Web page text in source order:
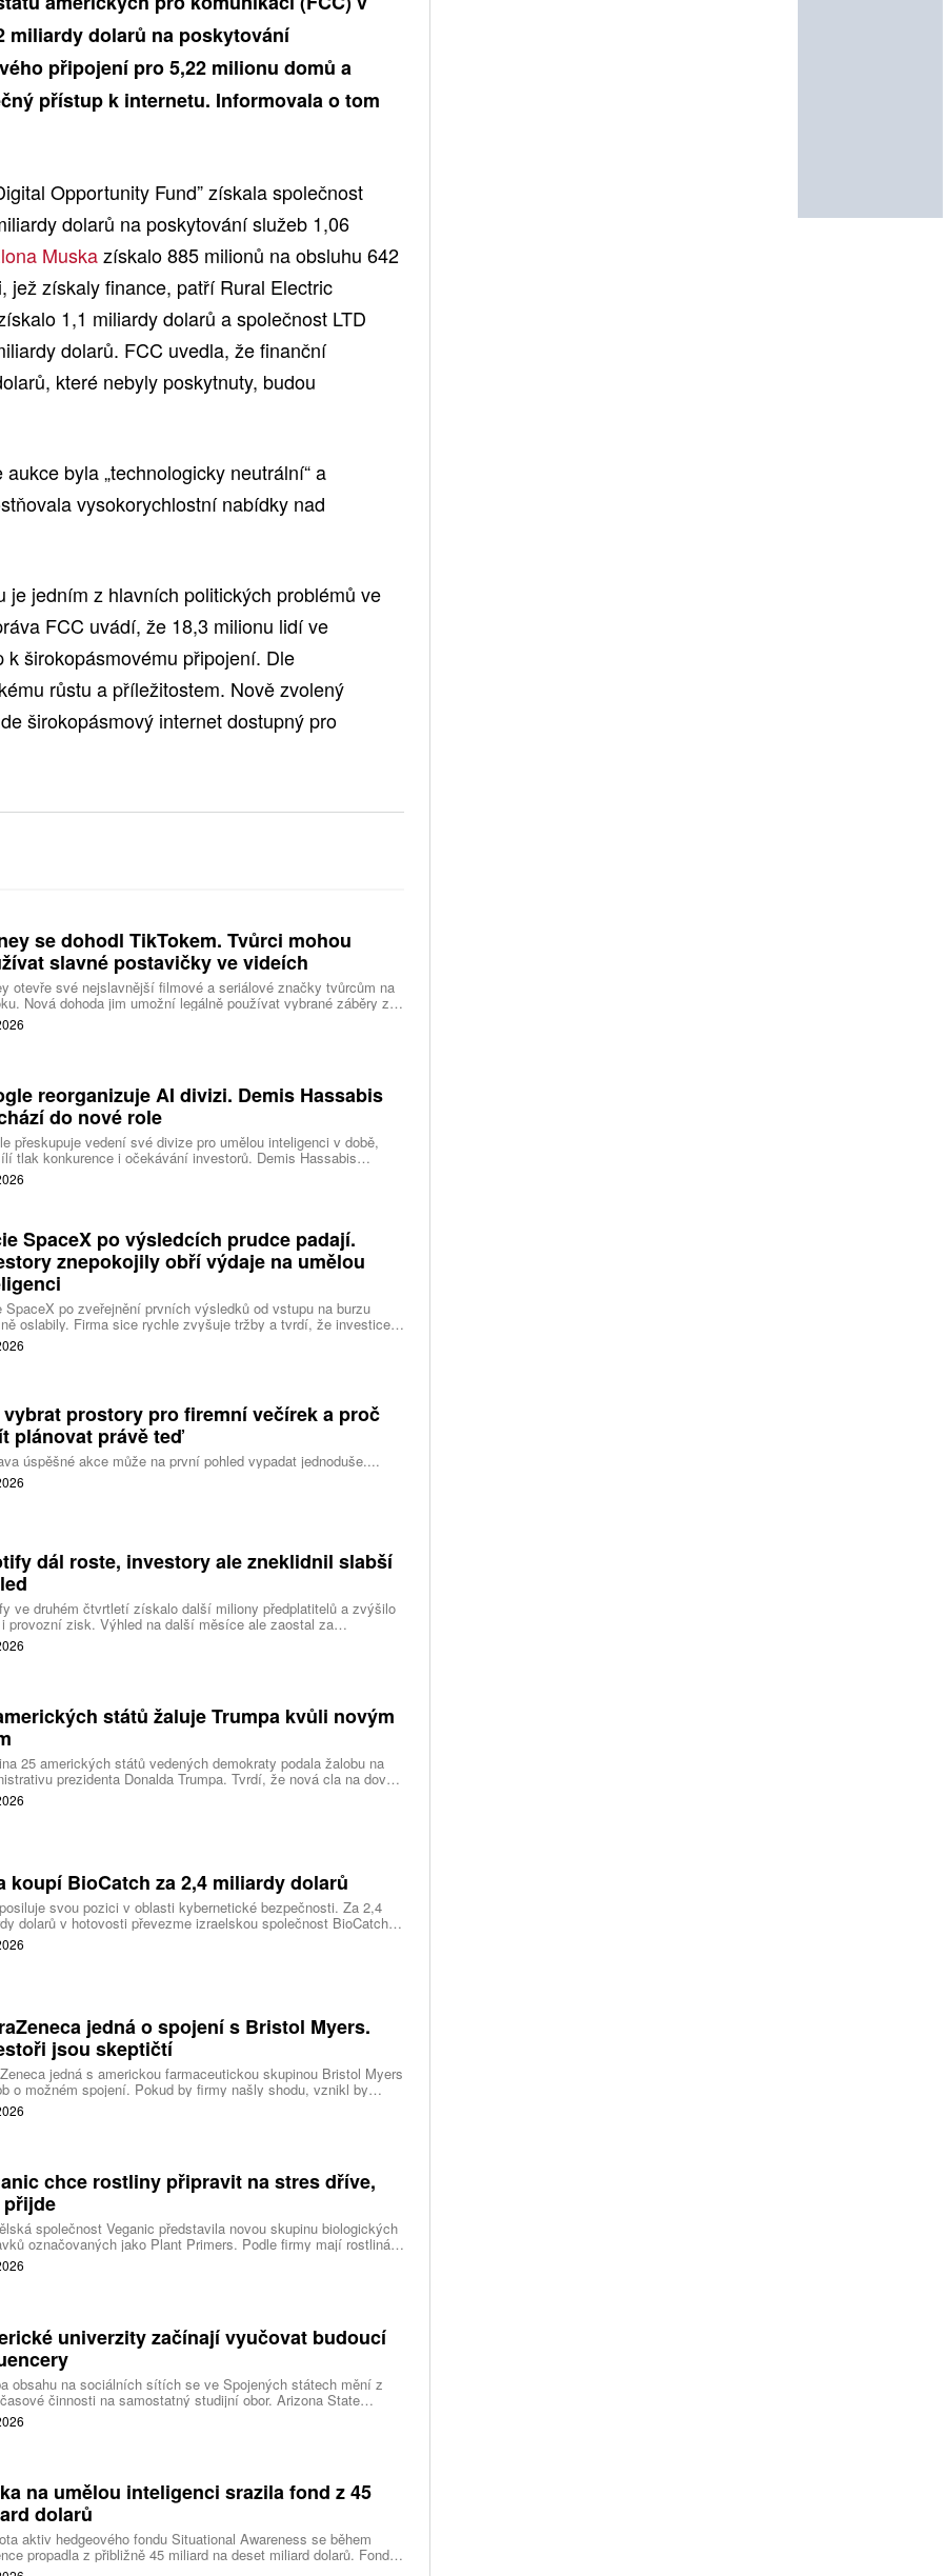
miliardy dolarů na poskytování
připojení pro 5,22 milionu domů a
přístup k internetu. Informovala o tom
Opportunity Fund” získala společnost
dolarů na poskytování služeb 1,06
Muskazískalo 885 milionů na obsluhu 642
jež získaly finance, patří Rural Electric
1,1 miliardy dolarů a společnost LTD
dolarů. FCC uvedla, že finanční
které nebyly poskytnuty, budou
byla „technologicky neutrální“ a
vysokorychlostní nabídky nad
je jedním z hlavních politických problémů ve
FCC uvádí, že 18,3 milionu lidí ve
širokopásmovému připojení. Dle
růstu a příležitostem. Nově zvolený
širokopásmový internet dostupný pro
se dohodl TikTokem. Tvůrci mohou
slavné postavičky ve videích
otevře své nejslavnější filmové a seriálové značky tvůrcům na
Nová dohoda jim umožní legálně používat vybrané záběry z
studia a sdílet vlastní videa také na platformě Disney Verts.
reorganizuje AI divizi. Demis Hassabis
do nové role
přeskupuje vedení své divize pro umělou inteligenci v době,
tlak konkurence i očekávání investorů. Demis Hassabis
každodenní řízení DeepMind a zaměří se na vývoj pokročilé
inteligence i její dopad na společnost.
SpaceX po výsledcích prudce padají.
znepokojily obří výdaje na umělou
SpaceX po zveřejnění prvních výsledků od vstupu na burzu
oslabily. Firma sice rychle zvyšuje tržby a tvrdí, že investice
inteligence se vracejí mnohem rychleji než dříve, investoři ale
zda je tempo rekordních výdajů dlouhodobě udržitelné.
prostory pro firemní večírek a proč
plánovat právě teď
úspěšné akce může na první pohled vypadat jednoduše....
dál roste, investory ale zneklidnil slabší
ve druhém čtvrtletí získalo další miliony předplatitelů a zvýšilo
provozní zisk. Výhled na další měsíce ale zaostal za
a ukázal, že další růst bude vyžadovat vyšší výdaje na
nové služby a umělou inteligenci.
států žaluje Trumpa kvůli novým
25 amerických států vedených demokraty podala žalobu na
prezidenta Donalda Trumpa. Tvrdí, že nová cla na dovoz
zemí překračují pravomoci prezidenta a obcházejí předchozí
amerických soudů.
koupí BioCatch za 2,4 miliardy dolarů
svou pozici v oblasti kybernetické bezpečnosti. Za 2,4
dolarů v hotovosti převezme izraelskou společnost BioCatch,
bankám odhalovat podvody podle chování uživatelů při
internetovým bankovnictvím.
jedná o spojení s Bristol Myers.
jsou skeptičtí
jedná s americkou farmaceutickou skupinou Bristol Myers
o možném spojení. Pokud by firmy našly shodu, vznikl by
z největších výrobců léků na světě s hodnotou téměř 400 miliard
chce rostliny připravit na stres dříve,
přijde
společnost Veganic představila novou skupinu biologických
označovaných jako Plant Primers. Podle firmy mají rostlinám
biologické signály, které je připraví na pozdější stres. Cílem není
plodiny neustále v pohotovosti, ale umožnit jim rychleji spustit
univerzity začínají vyučovat budoucí
obsahu na sociálních sítích se ve Spojených státech mění z
činnosti na samostatný studijní obor. Arizona State
připravila bakalářský program zaměřený na tvorbu obsahu.
University zase spouští vedlejší studijní program pro
na umělou inteligenci srazila fond z 45
dolarů
aktiv hedgeového fondu Situational Awareness se během
propadla z přibližně 45 miliard na deset miliard dolarů. Fond
výzkumníka OpenAI Leopold Aschenbrenner zasáhl pokles